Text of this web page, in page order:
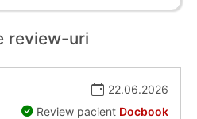
review-uri
22.06.2026
Review pacient Docbook